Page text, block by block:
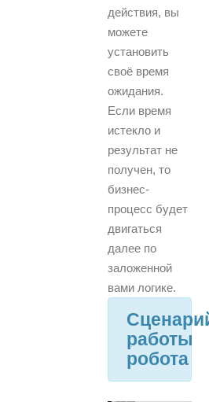
действия, вы
можете
установить
своё время
ожидания.
Если время
истекло и
результат не
получен, то
бизнес-
процесс будет
двигаться
далее по
заложенной
вами логике.
работы
робота